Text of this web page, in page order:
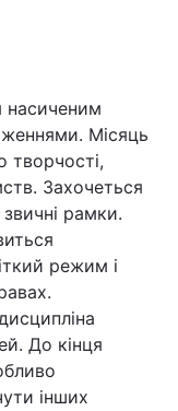
насиченим
Місяць
творчості,
Захочеться
рамки.
режим і
До кінця
інших